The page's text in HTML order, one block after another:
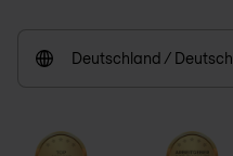
Deutschland / Deutsch